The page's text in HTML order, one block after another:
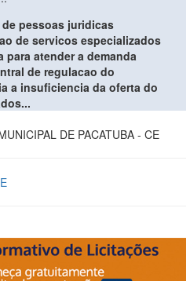
pessoas juridicas
de servicos especializados
para atender a demanda
de regulacao do
a insuficiencia da oferta do
DE PACATUBA - CE